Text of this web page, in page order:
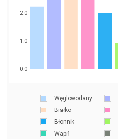
0.0
1.0
2.0
Węglowodany
Białko
Błonnik
Wapń